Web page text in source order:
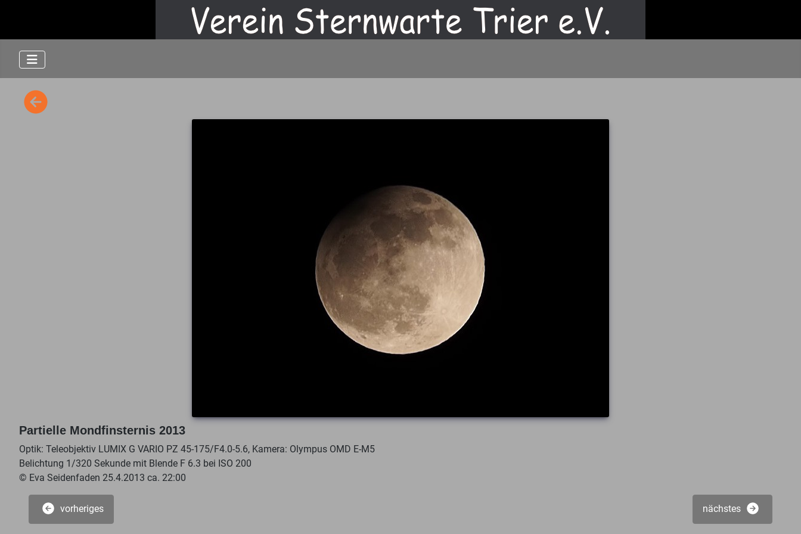
Partielle Mondfinsternis 2013
Optik: Teleobjektiv LUMIX G VARIO PZ 45-175/F4.0-5.6, Kamera: Olympus OMD E-M5
Belichtung 1/320 Sekunde mit Blende F 6.3 bei ISO 200
© Eva Seidenfaden 25.4.2013 ca. 22:00
vorheriges nächstes